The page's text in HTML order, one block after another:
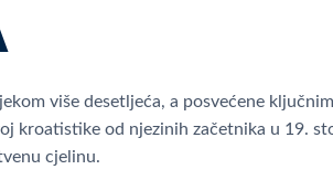
više desetljeća, a posvećene
kroatistike od njezinih začetnika u 19.
cjelinu.